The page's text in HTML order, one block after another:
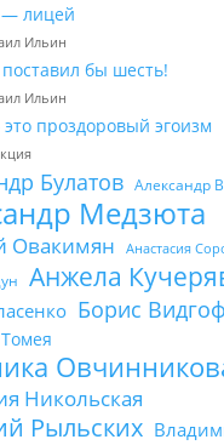
лицей
Ильин
бы шесть!
Ильин
проздоровый эгоизм
Булатов Александр
Медзюта
Овакимян Анастасия
Анжела
Борис Видгоф
Никольская
Рыльских